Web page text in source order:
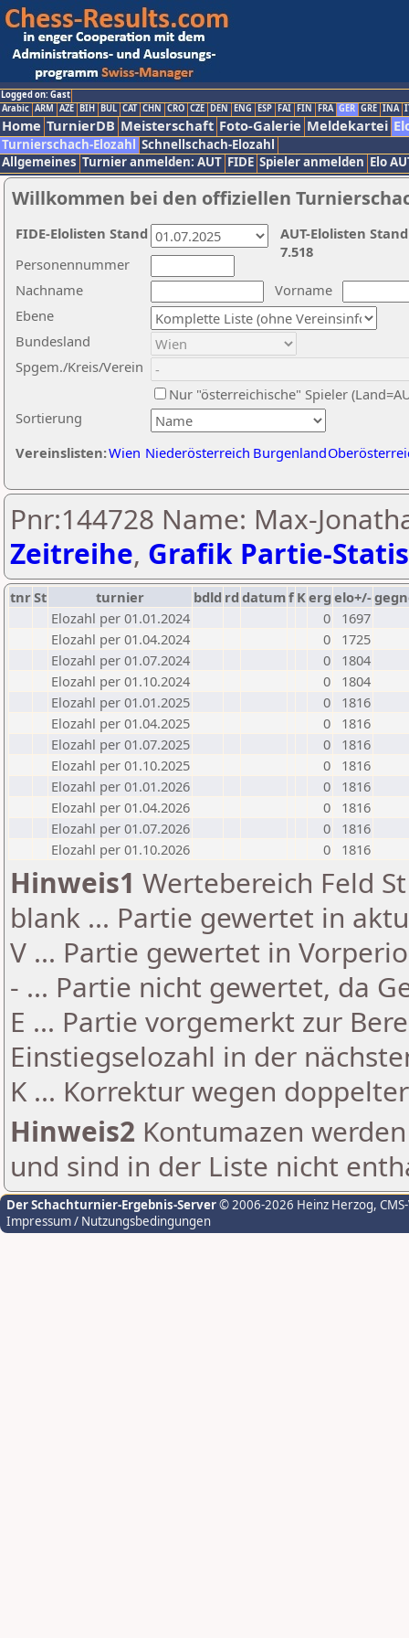
Logged on: Gast
Arabic ARM AZE BIH BUL CAT CHN CRO CZE DEN ENG ESP FAI FIN FRA GER GRE INA
Home TurnierDB Meisterschaft Foto-Galerie Meldekartei
Turnierschach-Elozahl Schnellschach-Elozahl
Allgemeines Turnier anmelden: AUT FIDE Spieler anmelden Elo
Willkommen bei den offiziellen
Nachname
Vorname
Ebene
Sortierung
Personennummer
Bundesland
Spgem./Kreis/Verein
Nur "österreichische" Spieler
Vereinslisten:Wien Niederösterreich Burgenland
AUT-Elolisten
7.518
FIDE-Elolisten Stand
Pnr:144728 Name: Max-
Zeitreihe, Grafik Partie-
tnrSt turnier bdld rd datumf Kerg elo+/-
Elozahl per 01.01.2024
0
1697
Elozahl per 01.04.2024
0
1725
Elozahl per 01.07.2024
0
1804
Elozahl per 01.10.2024
0
1804
Elozahl per 01.01.2025
0
1816
Elozahl per 01.04.2025
0
1816
Elozahl per 01.07.2025
0
1816
Elozahl per 01.10.2025
0
1816
Elozahl per 01.01.2026
0
1816
Elozahl per 01.04.2026
0
1816
Elozahl per 01.07.2026
0
1816
Elozahl per 01.10.2026
0 1816
Hinweis1 Wertebereich Feld
blank ... Partie gewertet in
V ... Partie gewertet in
- ... Partie nicht gewertet, da
E ... Partie vorgemerkt zur
Einstiegselozahl in der
K ... Korrektur wegen
Hinweis2 Kontumazen
und sind in der Liste nicht
Der Schachturnier-Ergebnis-Server© 2006-2026 Heinz Herzog,
Impressum / Nutzungsbedingungen